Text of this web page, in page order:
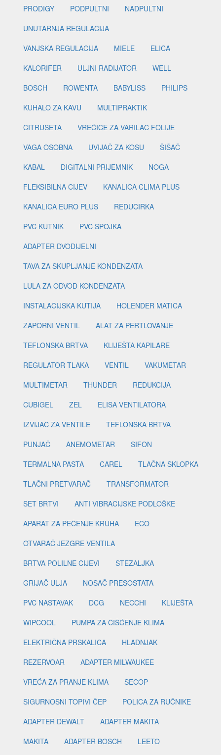
PRODIGY
PODPULTNI
NADPULTNI
UNUTARNJA REGULACIJA
VANJSKA REGULACIJA
MIELE
ELICA
KALORIFER
ULJNI RADIJATOR
WELL
BOSCH
ROWENTA BABYLISS
PHILIPS
KUHALO ZA KAVU
MULTIPRAKTIK
CITRUSETA
VREĆICE ZA VARILAC FOLIJE
VAGA OSOBNA
UVIJAČ ZA KOSU
ŠIŠAČ
KABAL
DIGITALNI PRIJEMNIK
NOGA
FLEKSIBILNA CIJEV
KANALICA CLIMA PLUS
KANALICA EURO PLUS
REDUCIRKA
PVC KUTNIK
PVC SPOJKA
ADAPTER DVODIJELNI
TAVA ZA SKUPLJANJE KONDENZATA
LULA ZA ODVOD KONDENZATA
INSTALACIJSKA KUTIJA
HOLENDER MATICA
ZAPORNI VENTIL
ALAT ZA PERTLOVANJE
TEFLONSKA BRTVA
KLIJEŠTA KAPILARE
REGULATOR TLAKA
VENTIL
VAKUMETAR
MULTIMETAR
THUNDER
REDUKCIJA
CUBIGEL
ZEL
ELISA VENTILATORA
IZVIJAČ ZA VENTILE
TEFLONSKA BRTVA
PUNJAČ
ANEMOMETAR
SIFON
TERMALNA PASTA
CAREL
TLAČNA SKLOPKA
TLAČNI PRETVARAČ
TRANSFORMATOR
SET BRTVI
ANTI VIBRACIJSKE PODLOŠKE
APARAT ZA PEČENJE KRUHA
ECO
OTVARAČ JEZGRE VENTILA
BRTVA POLILNE CIJEVI
STEZALJKA
GRIJAČ ULJA
NOSAČ PRESOSTATA
PVC NASTAVAK
DCG NECCHI
KLIJEŠTA
WIPCOOL
PUMPA ZA ČIŠĆENJE KLIMA
ELEKTRIČNA PRSKALICA
HLADNJAK
REZERVOAR
ADAPTER MILWAUKEE
VREĆA ZA PRANJE KLIMA
SECOP
SIGURNOSNI TOPIVI ČEP
POLICA ZA RUČNIKE
ADAPTER DEWALT
ADAPTER MAKITA
MAKITA
ADAPTER BOSCH
LEETO